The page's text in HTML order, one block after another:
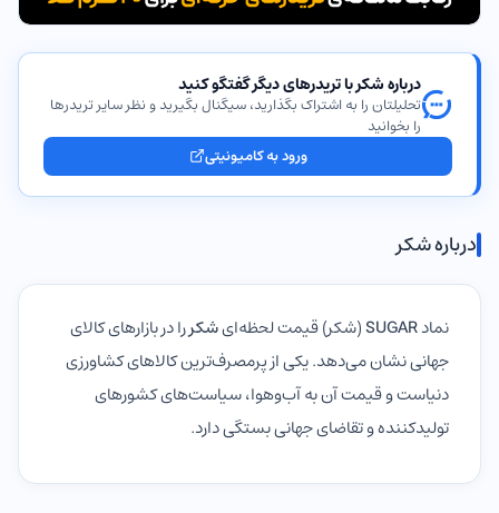
درباره شکر با تریدرهای دیگر گفتگو کنید
تحلیلتان را به اشتراک بگذارید، سیگنال بگیرید و نظر سایر تریدرها
را بخوانید
ورود به کامیونیتی
درباره شکر
نمادSUGAR(شکر) قیمت لحظه‌ایشکررا در بازارهای کالای
جهانی نشان می‌دهد. یکی از پرمصرف‌ترین کالاهای کشاورزی
دنیاست و قیمت آن به آب‌وهوا، سیاست‌های کشورهای
تولیدکننده و تقاضای جهانی بستگی دارد.